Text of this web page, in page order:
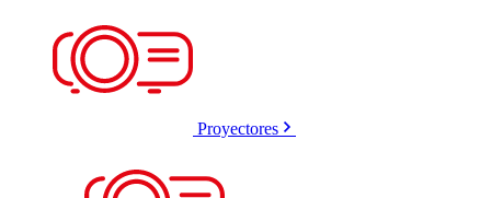
Proyectores